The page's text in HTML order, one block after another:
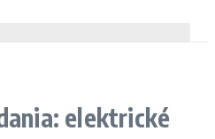
elektrické